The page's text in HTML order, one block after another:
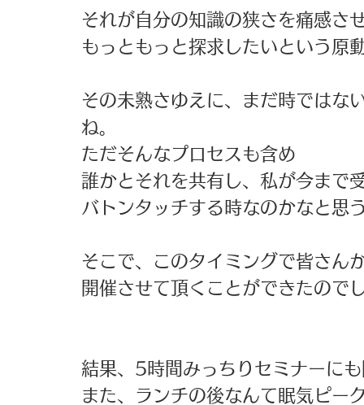
それが自分の知識の狭さを痛感さ
もっともっと探求したいという原
その未熟さゆえに、まだ時ではな
ね。
ただそんなプロセスも含め
誰かとそれを共有し、私が今まで
バトンタッチする時なのかなと思
そこで、このタイミングで皆さん
開催させて頂くことができたので
結果、5時間みっちりセミナーに
また、ランチの後なんて眠気ピー